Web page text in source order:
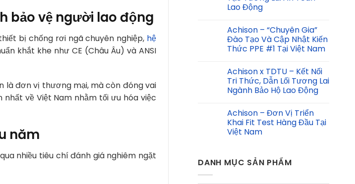
bảo vệ người lao động
bị chống rơi ngã chuyên nghiệp, hệ
khắt khe như CE (Châu Âu) và ANSI
là đơn vị thương mại, mà còn đóng vai
về Việt Nam nhằm tối ưu hóa việc
năm
nhiều tiêu chí đánh giá nghiêm ngặt
Lao Động
Achison – “Chuyên Gia”
Đào Tạo Và Cập Nhật Kiến
Thức PPE #1 Tại Việt Nam
Achison x TDTU – Kết Nối
Tri Thức, Dẫn Lối Tương Lai
Ngành Bảo Hộ Lao Động
Achison – Đơn Vị Triển
Khai Fit Test Hàng Đầu Tại
Việt Nam
DANH MỤC SẢN PHẨM